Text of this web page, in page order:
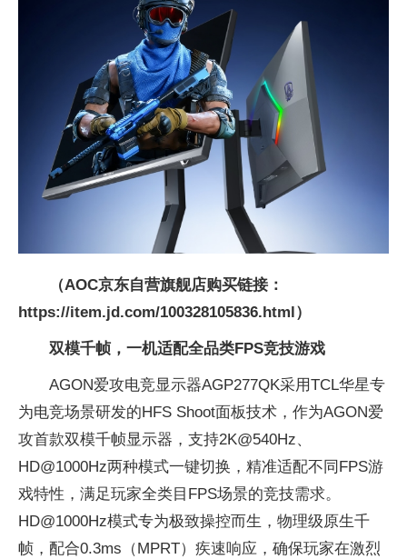
（AOC京东自营旗舰店购买链接：
https://item.jd.com/100328105836.html）
双模千帧，一机适配全品类FPS竞技游戏
AGON爱攻电竞显示器AGP277QK采用TCL华星专
为电竞场景研发的HFS Shoot面板技术，作为AGON爱
攻首款双模千帧显示器，支持2K@540Hz、
HD@1000Hz两种模式一键切换，精准适配不同FPS游
戏特性，满足玩家全类目FPS场景的竞技需求。
HD@1000Hz模式专为极致操控而生，物理级原生千
帧，配合0.3ms（MPRT）疾速响应，确保玩家在激烈